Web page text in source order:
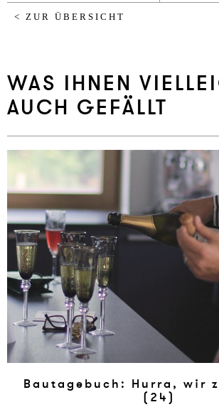
< ZUR ÜBERSICHT
WAS IHNEN
AUCH GEFÄLLT
Bau­tage­buch: Hur­ra, wir
(24)